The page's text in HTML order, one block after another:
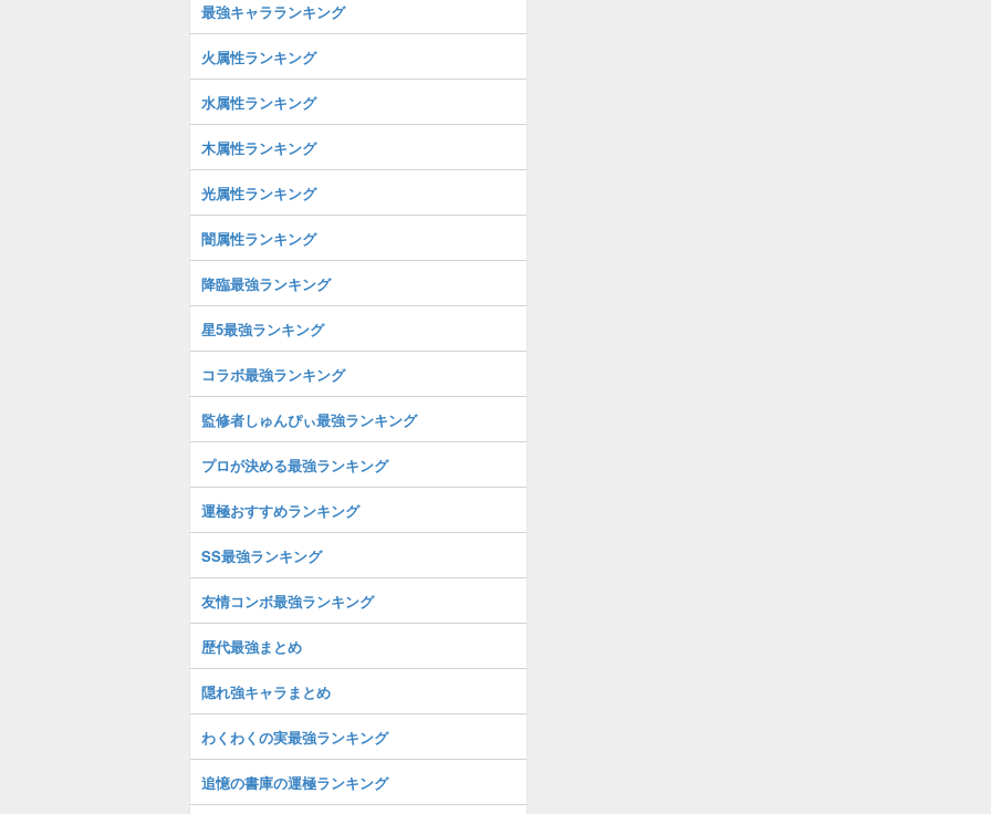
最強キャラランキング
火属性ランキング
水属性ランキング
木属性ランキング
光属性ランキング
闇属性ランキング
降臨最強ランキング
星5最強ランキング
コラボ最強ランキング
監修者しゅんぴぃ最強ランキング
プロが決める最強ランキング
運極おすすめランキング
SS最強ランキング
友情コンボ最強ランキング
歴代最強まとめ
隠れ強キャラまとめ
わくわくの実最強ランキング
追憶の書庫の運極ランキング